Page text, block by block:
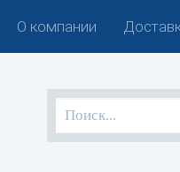
О компании